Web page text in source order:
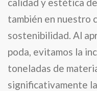
también en nuestro
sostenibilidad. Al
poda, evitamos la
toneladas de
significativamente